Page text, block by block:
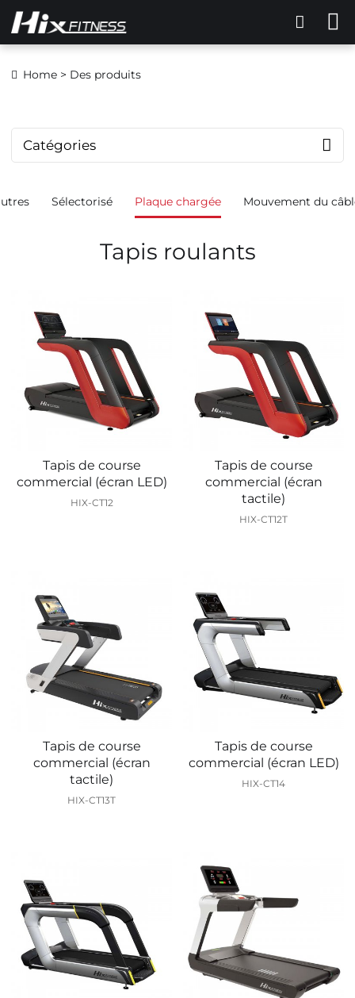
Home > Des produits
Catégories
Sélectorisé Plaque chargée Mouvement du
Tapis roulants
Tapis de course
commercial (écran LED)
HIX-CT12
Tapis de course
commercial (écran
tactile)
HIX-CT12T
Tapis de course
commercial (écran
tactile)
HIX-CT13T
Tapis de course
commercial (écran LED)
HIX-CT14